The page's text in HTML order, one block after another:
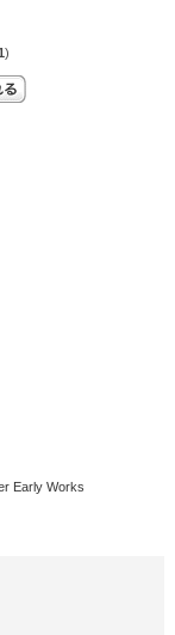
)
Early Works